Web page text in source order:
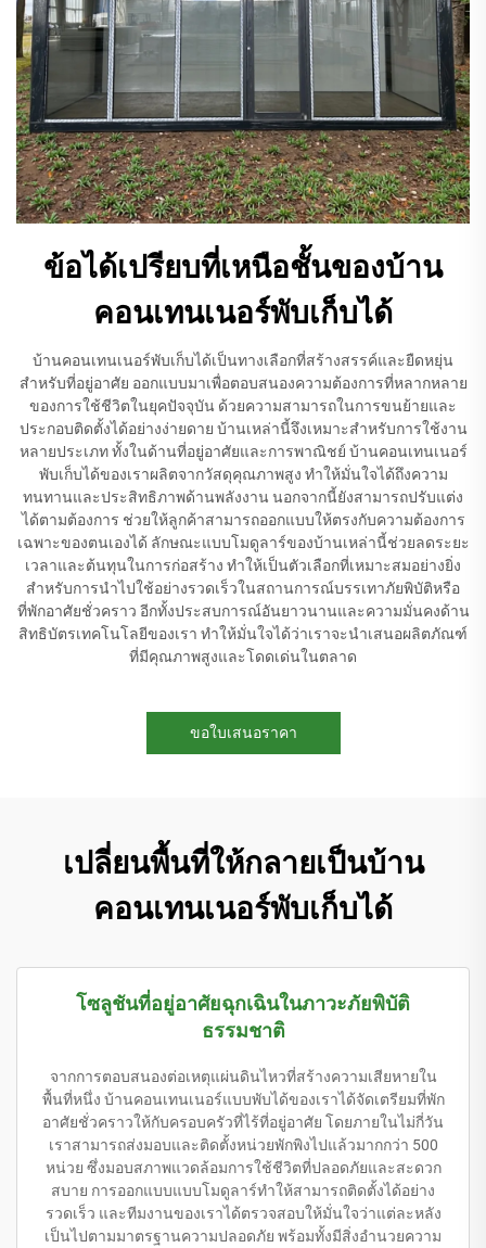
ข้อได้เปรียบที่เหนือชั้นของบ้าน
คอนเทนเนอร์พับเก็บได้
บ้านคอนเทนเนอร์พับเก็บได้เป็นทางเลือกที่สร้างสรรค์และยืดหยุ่น
สำหรับที่อยู่อาศัย ออกแบบมาเพื่อตอบสนองความต้องการที่หลากหลาย
ของการใช้ชีวิตในยุคปัจจุบัน ด้วยความสามารถในการขนย้ายและ
ประกอบติดตั้งได้อย่างง่ายดาย บ้านเหล่านี้จึงเหมาะสำหรับการใช้งาน
หลายประเภท ทั้งในด้านที่อยู่อาศัยและการพาณิชย์ บ้านคอนเทนเนอร์
พับเก็บได้ของเราผลิตจากวัสดุคุณภาพสูง ทำให้มั่นใจได้ถึงความ
ทนทานและประสิทธิภาพด้านพลังงาน นอกจากนี้ยังสามารถปรับแต่ง
ได้ตามต้องการ ช่วยให้ลูกค้าสามารถออกแบบให้ตรงกับความต้องการ
เฉพาะของตนเองได้ ลักษณะแบบโมดูลาร์ของบ้านเหล่านี้ช่วยลดระยะ
เวลาและต้นทุนในการก่อสร้าง ทำให้เป็นตัวเลือกที่เหมาะสมอย่างยิ่ง
สำหรับการนำไปใช้อย่างรวดเร็วในสถานการณ์บรรเทาภัยพิบัติหรือ
ที่พักอาศัยชั่วคราว อีกทั้งประสบการณ์อันยาวนานและความมั่นคงด้าน
สิทธิบัตรเทคโนโลยีของเรา ทำให้มั่นใจได้ว่าเราจะนำเสนอผลิตภัณฑ์
ที่มีคุณภาพสูงและโดดเด่นในตลาด
ขอใบเสนอราคา
เปลี่ยนพื้นที่ให้กลายเป็นบ้าน
คอนเทนเนอร์พับเก็บได้
โซลูชันที่อยู่อาศัยฉุกเฉินในภาวะภัยพิบัติ
ธรรมชาติ
จากการตอบสนองต่อเหตุแผ่นดินไหวที่สร้างความเสียหายใน
พื้นที่หนึ่ง บ้านคอนเทนเนอร์แบบพับได้ของเราได้จัดเตรียมที่พัก
อาศัยชั่วคราวให้กับครอบครัวที่ไร้ที่อยู่อาศัย โดยภายในไม่กี่วัน
เราสามารถส่งมอบและติดตั้งหน่วยพักพิงไปแล้วมากกว่า 500
หน่วย ซึ่งมอบสภาพแวดล้อมการใช้ชีวิตที่ปลอดภัยและสะดวก
สบาย การออกแบบแบบโมดูลาร์ทำให้สามารถติดตั้งได้อย่าง
รวดเร็ว และทีมงานของเราได้ตรวจสอบให้มั่นใจว่าแต่ละหลัง
เป็นไปตามมาตรฐานความปลอดภัย พร้อมทั้งมีสิ่งอำนวยความ